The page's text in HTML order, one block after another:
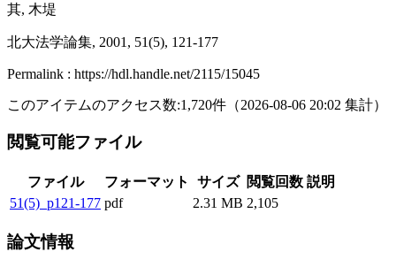
其, 木堤
北大法学論集, 2001, 51(5), 121-177
Permalink : https://hdl.handle.net/2115/15045
このアイテムのアクセス数:1,720件 （2026-08-06 20:02 集計）
閲覧可能ファイル
ファイル フォーマット サイズ 閲覧回数 説明
51(5)_p121-177 pdf 2.31 MB 2,105
論文情報